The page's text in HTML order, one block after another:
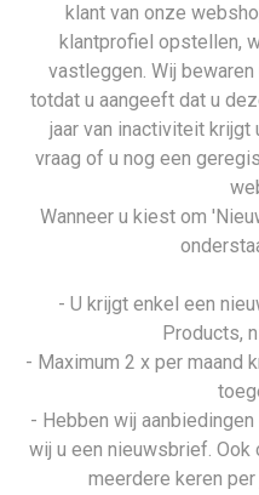
klant van onze
klantprofiel opstellen,
vastleggen. Wij
totdat u aangeeft dat u
jaar van inactiviteit krijgt
vraag of u nog een
Wanneer u kiest om
- U krijgt enkel een
Products,
- Maximum 2 x per maand
- Hebben wij
wij u een nieuwsbrief.
meerdere keren